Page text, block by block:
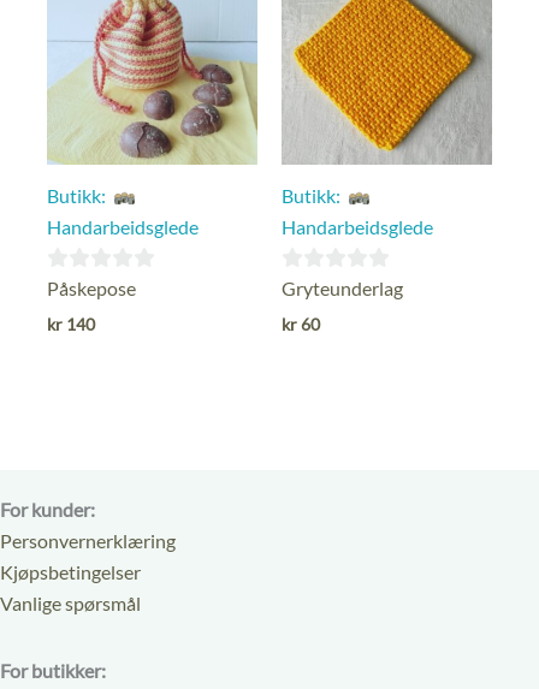
Butikk:
Handarbeidsglede
0
ut
Påskepose
kr 140
Butikk:
Handarbeidsglede
0
ut
Gryteunderlag
kr60
For kunder:
Personvernerklæring
Kjøpsbetingelser
Vanlige spørsmål
For butikker: